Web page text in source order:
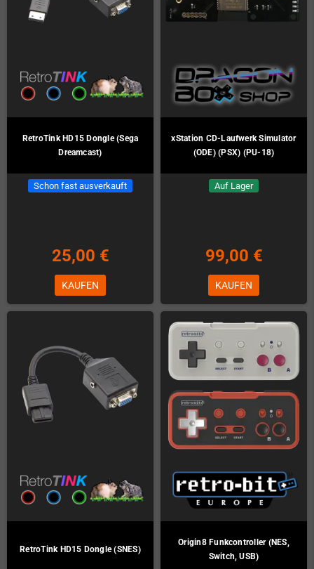
RetroTink HD15 Dongle (Sega
Dreamcast)
Schon fast ausverkauft
25,00 €
KAUFEN
xStation CD-Laufwerk Simulator
(ODE) (PSX) (PU-18)
Auf Lager
99,00 €
KAUFEN
RetroTink HD15 Dongle (SNES)
Origin8 Funkcontroller (NES,
Switch, USB)